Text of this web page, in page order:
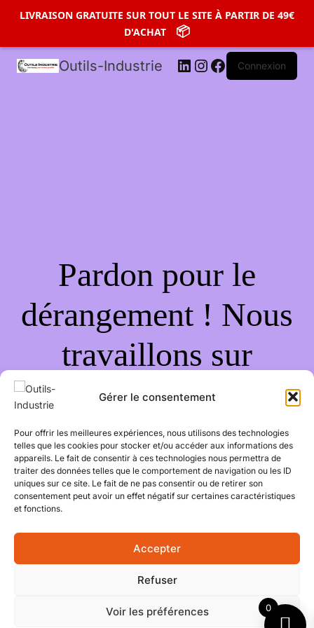
Gérer le consentement
Pour offrir les meilleures expériences, nous utilisons des technologies
telles que les cookies pour stocker et/ou accéder aux informations des
appareils. Le fait de consentir à ces technologies nous permettra de
traiter des données telles que le comportement de navigation ou les ID
uniques sur ce site. Le fait de ne pas consentir ou de retirer son
consentement peut avoir un effet négatif sur certaines caractéristiques
et fonctions.
Accepter
Refuser
Voir les préférences
LIVRAISON GRATUITE SUR TOUT LE SITE À PARTIR DE 49€
D'ACHAT
📦
Outils-Industrie
LinkedIn
Connexion
Pardon pour le
dérangement ! Nous
travaillons sur
quelque chose de
fantastique –
revenez bientôt !
0
LIVRAISON GRATUITE SUR TOUT LE SITE À PARTIR DE 49€
D'ACHAT
📦